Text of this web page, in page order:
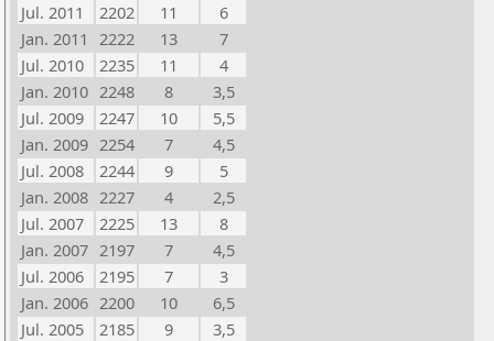
Jul. 2011
2202 11
6
Jan. 2011 2222 13
7
Jul. 2010
2235 11
4
Jan. 2010 2248 8
3,5
Jul. 2009
2247 10
5,5
Jan. 2009 2254 7
4,5
Jul. 2008
2244 9
5
Jan. 2008 2227 4
2,5
Jul. 2007
2225 13
8
Jan. 2007 2197 7
4,5
Jul. 2006
2195 7
3
Jan. 2006 2200 10
6,5
Jul. 2005
2185 9
3,5